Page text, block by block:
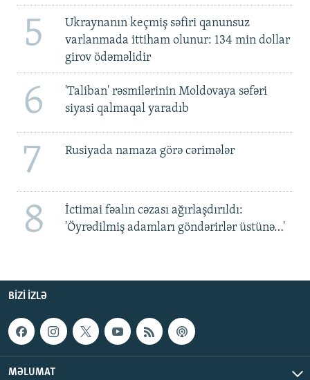
5
Ukraynanın keçmiş səfiri qanunsuz
varlanmada ittiham olunur: 134 min dollar
girov ödəməlidir
6
'Taliban' rəsmilərinin Moldovaya səfəri
siyasi qalmaqal yaradıb
7 Rusiyada namaza görə cərimələr
8
İctimai fəalın cəzası ağırlaşdırıldı:
'Öyrədilmiş adamları göndərirlər üstünə…'
BIZI IZLƏ
MƏLUMAT